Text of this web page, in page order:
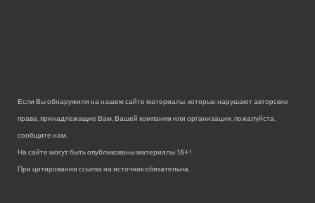
Если Вы обнаружили на нашем сайте материалы, которые нарушают авторские
права, принадлежащие Вам, Вашей компании или организации, пожалуйста,
сообщите нам.
На сайте могут быть опубликованы материалы 18+!
При цитировании ссылка на источник обязательна.